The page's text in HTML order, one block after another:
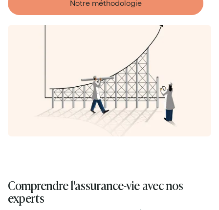
Notre méthodologie
Comprendre l'assurance-vie avec nos
experts